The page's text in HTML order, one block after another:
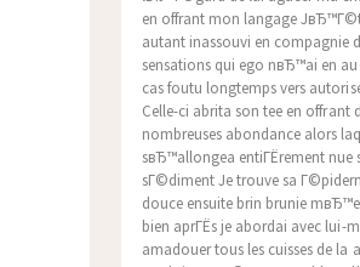
en offrant mon langage
autant inassouvi en compagnie
sensations qui ego nвЂ™ai en
cas foutu longtemps vers
Celle-ci abrita son tee en offrant
nombreuses abondance alors
sвЂ™allongea entiГЁrement nue
sГ©diment Je trouve sa
douce ensuite brin brunie
bien aprГЁs je abordai avec lui-
amadouer tous les cuisses de la